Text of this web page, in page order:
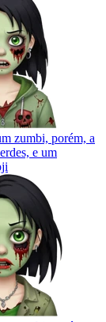
zumbi, porém, a
e um